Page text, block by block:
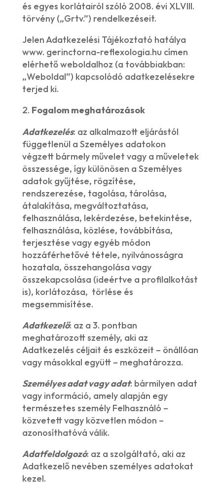
és egyes korlátairól szóló 2008. évi XLVIII.
törvény („Grtv.”) rendelkezéseit.
Jelen Adatkezelési Tájékoztató hatálya
www. gerinctorna-reflexologia.hu címen
elérhető weboldalhoz (a továbbiakban:
„Weboldal”) kapcsolódó adatkezelésekre
terjed ki.
Fogalom meghatározások
Adatkezelés: az alkalmazott eljárástól
függetlenül a Személyes adatokon
végzett bármely művelet vagy a műveletek
összessége, így különösen a Személyes
adatok gyűjtése, rögzítése,
rendszerezése, tagolása, tárolása,
átalakítása, megváltoztatása,
felhasználása, lekérdezése, betekintése,
felhasználása, közlése, továbbítása,
terjesztése vagy egyéb módon
hozzáférhetővé tétele, nyilvánosságra
hozatala, összehangolása vagy
összekapcsolása (ideértve a profilalkotást
is), korlátozása, törlése és
megsemmisítése.
Adatkezelő: az a 3. pontban
meghatározott személy, aki az
Adatkezelés céljait és eszközeit – önállóan
vagy másokkal együtt – meghatározza.
Személyes adat vagy adat: bármilyen adat
vagy információ, amely alapján egy
természetes személy Felhasználó –
közvetett vagy közvetlen módon –
azonosíthatóvá válik.
Adatfeldolgozó: az a szolgáltató, aki az
Adatkezelő nevében személyes adatokat
kezel.